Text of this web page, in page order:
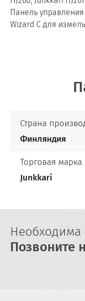
Панель
Wizard C для
Страна
Финляндия
Торговая марка
Junkkari
Необходима
Позвоните